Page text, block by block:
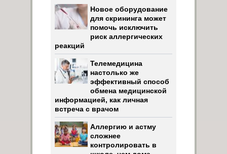
Новое оборудование
для скрининга может
помочь исключить
риск аллергических
реакций
Телемедицина
настолько же
эффективный способ
обмена медицинской
информацией, как личная
встреча с врачом
Аллергию и астму
сложнее
контролировать в